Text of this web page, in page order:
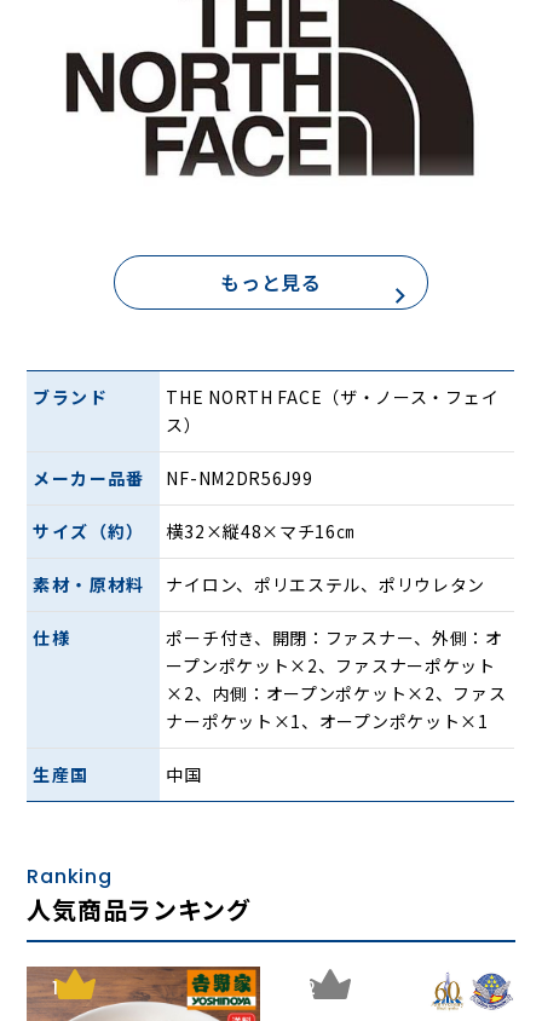
運びにも適しています。立体構造の背面パッドは通気性やフ
活躍しそうな、使いやすいサイズのバックパックです
豊富なポケット構成で、シューズや着替え、水筒などをすっ
きり整理できるので、ジムやウォーキング、趣味の活動など
にも便利です。
もっと見る
ブランド
THE NORTH FACE（ザ・ノース・フェイ
ス）
メーカー品番 NF-NM2DR56J99
サイズ（約） 横32×縦48×マチ16㎝
素材・原材料 ナイロン、ポリエステル、ポリウレタン
仕様
ポーチ付き、開閉：ファスナー、外側：オ
ープンポケット×2、ファスナーポケット
×2、内側：オープンポケット×2、ファス
ナーポケット×1、オープンポケット×1
生産国 中国
Ranking
人気商品ランキング
1 2